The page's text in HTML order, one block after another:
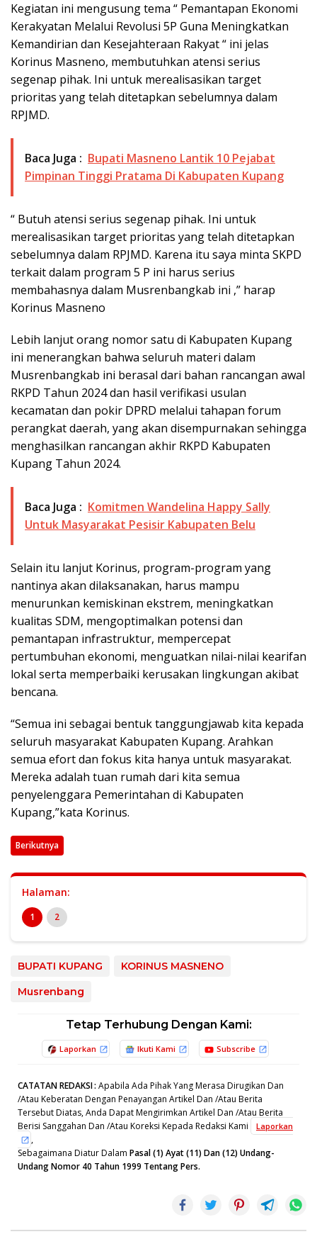
Kegiatan ini mengusung tema “ Pemantapan Ekonomi
Kerakyatan Melalui Revolusi 5P Guna Meningkatkan
Kemandirian dan Kesejahteraan Rakyat “ ini jelas
Korinus Masneno, membutuhkan atensi serius
segenap pihak. Ini untuk merealisasikan target
prioritas yang telah ditetapkan sebelumnya dalam
RPJMD.
Baca Juga : Bupati Masneno Lantik 10 Pejabat
Pimpinan Tinggi Pratama Di Kabupaten Kupang
“ Butuh atensi serius segenap pihak. Ini untuk
merealisasikan target prioritas yang telah ditetapkan
sebelumnya dalam RPJMD. Karena itu saya minta SKPD
terkait dalam program 5 P ini harus serius
membahasnya dalam Musrenbangkab ini ,” harap
Korinus Masneno
Lebih lanjut orang nomor satu di Kabupaten Kupang
ini menerangkan bahwa seluruh materi dalam
Musrenbangkab ini berasal dari bahan rancangan awal
RKPD Tahun 2024 dan hasil verifikasi usulan
kecamatan dan pokir DPRD melalui tahapan forum
perangkat daerah, yang akan disempurnakan sehingga
menghasilkan rancangan akhir RKPD Kabupaten
Kupang Tahun 2024.
Baca Juga : Komitmen Wandelina Happy Sally
Untuk Masyarakat Pesisir Kabupaten Belu
Selain itu lanjut Korinus, program-program yang
nantinya akan dilaksanakan, harus mampu
menurunkan kemiskinan ekstrem, meningkatkan
kualitas SDM, mengoptimalkan potensi dan
pemantapan infrastruktur, mempercepat
pertumbuhan ekonomi, menguatkan nilai-nilai kearifan
lokal serta memperbaiki kerusakan lingkungan akibat
bencana.
“Semua ini sebagai bentuk tanggungjawab kita kepada
seluruh masyarakat Kabupaten Kupang. Arahkan
semua efort dan fokus kita hanya untuk masyarakat.
Mereka adalah tuan rumah dari kita semua
penyelenggara Pemerintahan di Kabupaten
Kupang,”kata Korinus.
Berikutnya
Halaman:
1 2
BUPATI KUPANG
KORINUS MASNENO
Musrenbang
Tetap Terhubung Dengan Kami:
Laporkan Ikuti Kami Subscribe
CATATAN REDAKSI: Apabila Ada Pihak Yang Merasa Dirugikan Dan
/Atau Keberatan Dengan Penayangan Artikel Dan /Atau Berita
Tersebut Diatas, Anda Dapat Mengirimkan Artikel Dan /Atau Berita
Berisi Sanggahan Dan /Atau Koreksi Kepada Redaksi Kami
Laporkan
,
Sebagaimana Diatur Dalam Pasal (1) Ayat (11) Dan (12) Undang-
Undang Nomor 40 Tahun 1999 Tentang Pers.